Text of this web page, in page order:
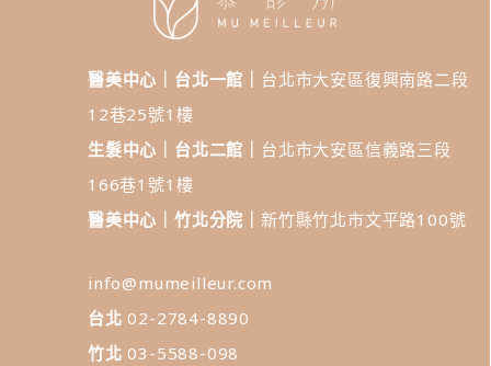
醫美中心｜台北一館｜ 台北市大安區復興南路二段
12巷25號1樓
生髮中心｜台北二館｜ 台北市大安區信義路三段
166巷1號1樓
醫美中心｜竹北分院｜ 新竹縣竹北市文平路100號
info@mumeilleur.com
台北 02-2784-8890
竹北03-5588-098